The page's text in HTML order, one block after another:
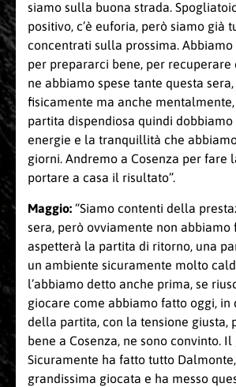
siamo sulla buona strada.
positivo, c’è euforia, però siamo già
concentrati sulla prossima.
per prepararci bene, per recuperare
ne abbiamo spese tante questa
fisicamente ma anche
partita dispendiosa quindi
energie e la tranquillità che
giorni. Andremo a Cosenza per fare
portare a casa il risultato”.
Maggio: “Siamo contenti della
sera, però ovviamente non abbiamo
aspetterà la partita di ritorno, una
un ambiente sicuramente molto
l’abbiamo detto anche prima, se
giocare come abbiamo fatto oggi, in
della partita, con la tensione giusta,
bene a Cosenza, ne sono convinto. Il
Sicuramente ha fatto tutto
grandissima giocata e ha messo